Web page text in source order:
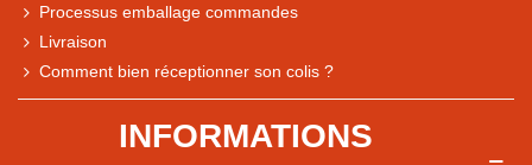
Comparaison des performances du magasin
Processus emballage commandes
Livraison
Comment bien réceptionner son colis ?
INFORMATIONS